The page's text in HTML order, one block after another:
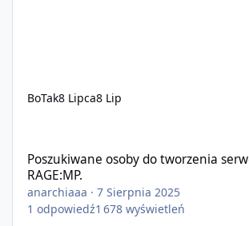
BoTak8 Lipca8 Lip
Poszukiwane osoby do tworzenia
RAGE:MP.
anarchiaaa ·7 Sierpnia 2025
1 odpowiedź1 678 wyświetleń